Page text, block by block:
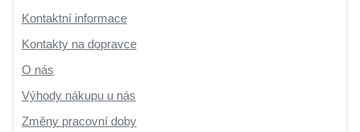
Kontaktní informace
Kontakty na dopravce
O nás
Výhody nákupu u nás
Změny pracovní doby